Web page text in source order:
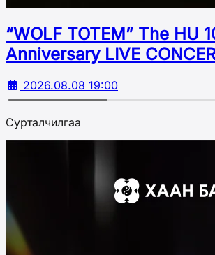
“WOLF TOTEM” The HU
Аnniversary LIVE
2026.08.08 19:00
Сурталчилгаа